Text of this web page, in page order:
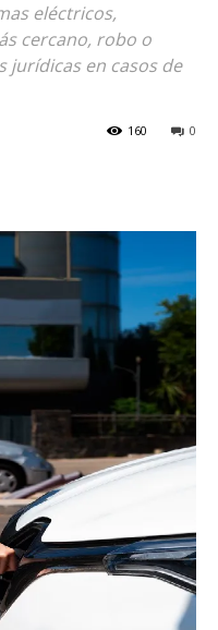
eléctricos,
cercano, robo o
jurídicas en casos de
0
160